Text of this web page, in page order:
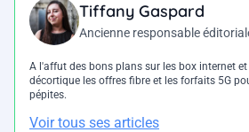
Tiffany Gaspard
Ancienne responsable
A l'affut des bons plans sur les box internet
décortique les offres fibre et les forfaits 5G
pépites.
Voir tous ses articles